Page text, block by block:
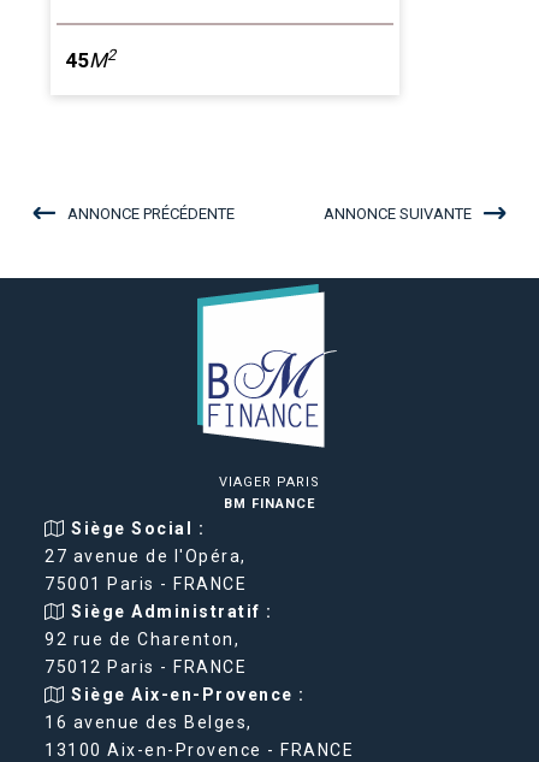
45M2
ANNONCE PRÉCÉDENTE ANNONCE SUIVANTE
VIAGER PARIS
BM FINANCE
Siège Social :
27 avenue de l'Opéra,
75001 Paris - FRANCE
Siège Administratif :
92 rue de Charenton,
75012 Paris - FRANCE
Siège Aix-en-Provence :
16 avenue des Belges,
13100 Aix-en-Provence - FRANCE